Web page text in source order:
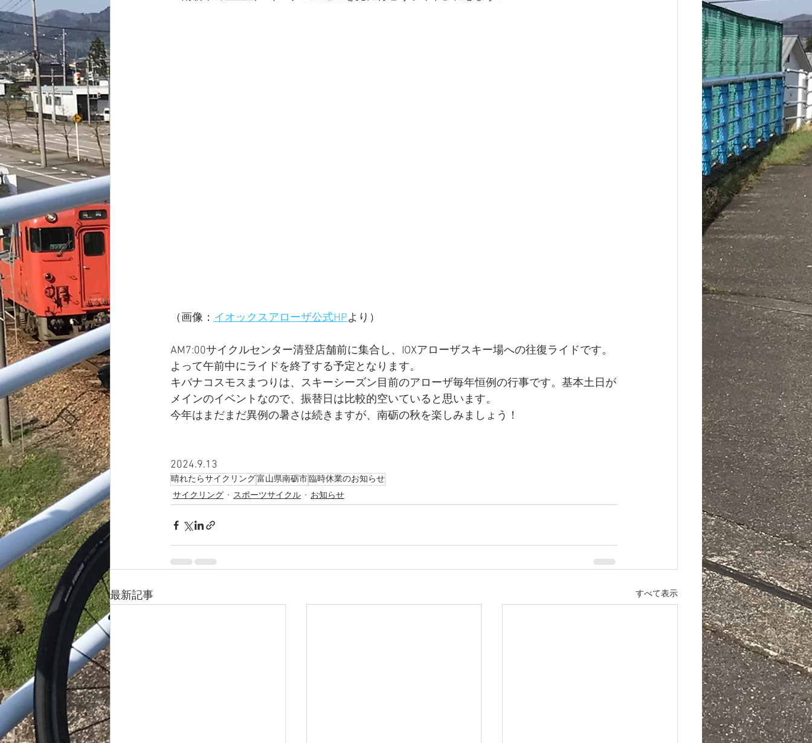
（画像： イオックスアローザ公式HPより）
AM7:00サイクルセンター清登店舗前に集合し、IOXアローザスキー場への往復ライドです。
よって午前中にライドを終了する予定となります。
キバナコスモスまつりは、スキーシーズン目前のアローザ毎年恒例の行事です。基本土日が
メインのイベントなので、振替日は比較的空いていると思います。
今年はまだまだ異例の暑さは続きますが、南砺の秋を楽しみましょう！
2024.9.13
晴れたらサイクリング富山県南砺市臨時休業のお知らせ
サイクリング
スポーツサイクル お知らせ
最新記事 すべて表示